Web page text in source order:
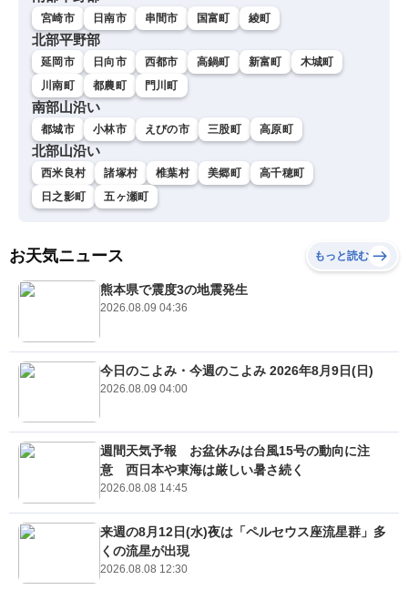
宮崎市 日南市 串間市 国富町 綾町
北部平野部
延岡市 日向市 西都市 高鍋町 新富町
木城町
川南町
都農町 門川町
南部山沿い
都城市 小林市 えびの市 三股町 高原町
北部山沿い
西米良村 諸塚村 椎葉村 美郷町
高千穂町
日之影町
五ヶ瀬町
お天気ニュース もっと読む
熊本県で震度3の地震発生
2026.08.09 04:36
今日のこよみ・今週のこよみ 2026年8月9日(日)
2026.08.09 04:00
週間天気予報 お盆休みは台風15号の動向に注
意 西日本や東海は厳しい暑さ続く
2026.08.08 14:45
来週の8月12日(水)夜は「ペルセウス座流星群」多
くの流星が出現
2026.08.08 12:30